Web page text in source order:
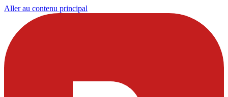
Aller au contenu principal